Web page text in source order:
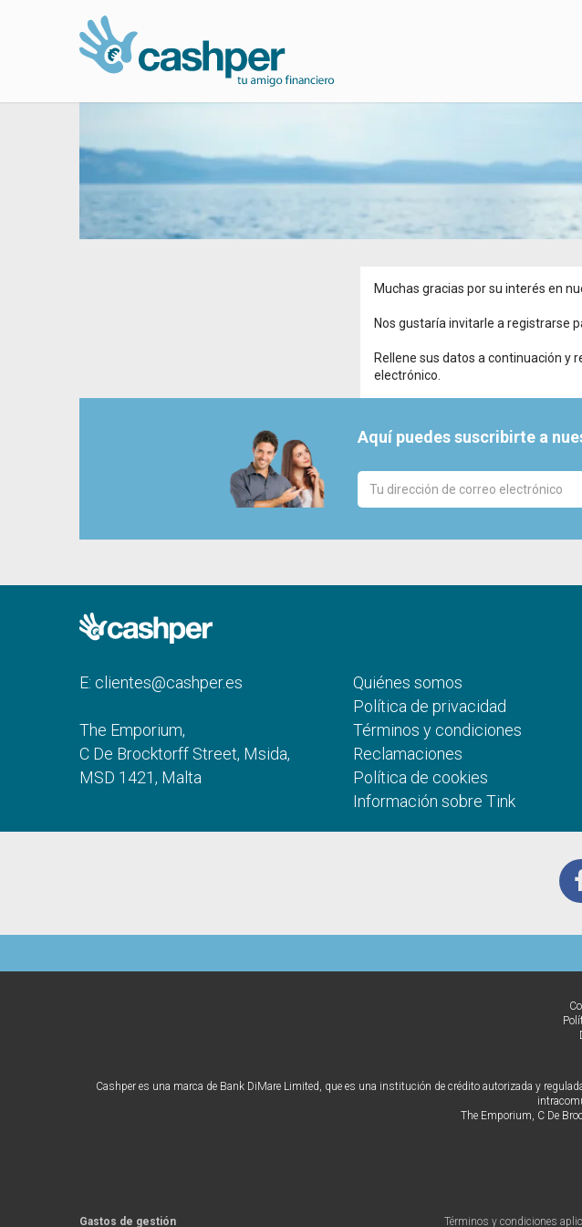
Muchas gracias por su interés en
Nos gustaría invitarle a registrarse
Rellene sus datos a continuación y
electrónico.
Aquí puedes suscribirte a
E: clientes@cashper.es
The Emporium,
C De Brocktorff Street, Msida,
MSD 1421, Malta
Quiénes somos
Política de privacidad
Términos y condiciones
Reclamaciones
Política de cookies
Información sobre Tink
Cashper es una marca de Bank DiMare Limited, que es una institución de crédito autorizada y
The Emporium, C De
Gastos de gestión Términos y condiciones